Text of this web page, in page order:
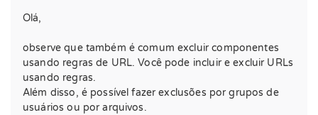
Olá,
observe que também é comum excluir componentes
usando regras de URL. Você pode incluir e excluir URLs
usando regras.
Além disso, é possível fazer exclusões por grupos de
usuários ou por arquivos.